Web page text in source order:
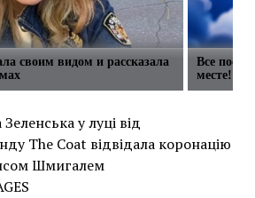
своим видом и рассказала
Все
месте!
у луці від
The Coat відвідала коронацію
Шмигалем